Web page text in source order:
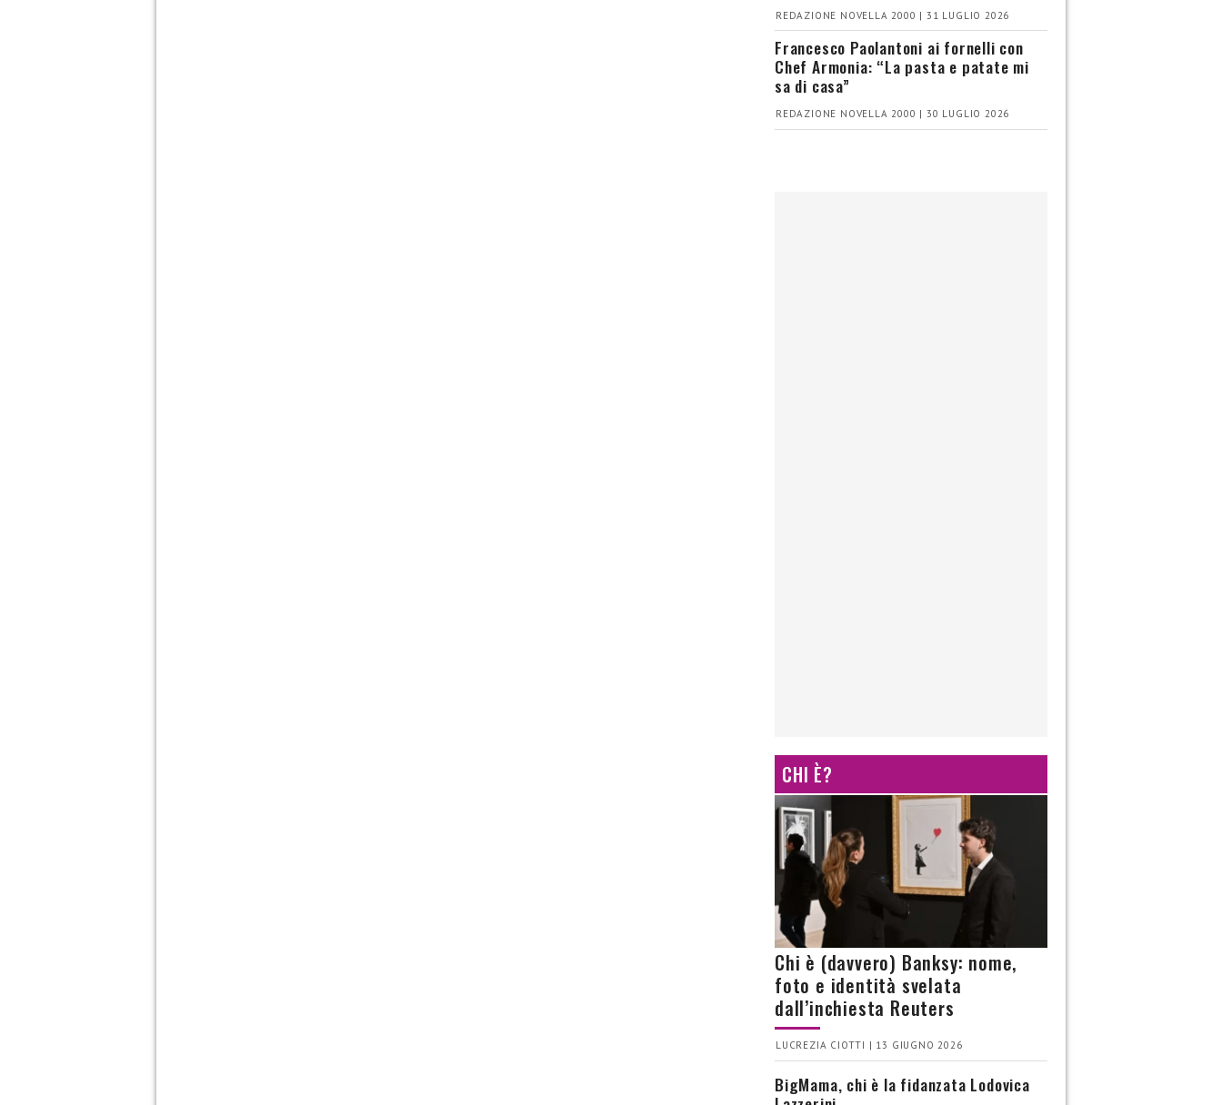
REDAZIONE NOVELLA 2000 | 31 LUGLIO 2026
Francesco Paolantoni ai fornelli con
Chef Armonia: “La pasta e patate mi
sa di casa”
REDAZIONE NOVELLA 2000 | 30 LUGLIO 2026
CHI È?
Chi è (davvero) Banksy: nome,
foto e identità svelata
dall’inchiesta Reuters
LUCREZIA CIOTTI | 13 GIUGNO 2026
BigMama, chi è la fidanzata Lodovica